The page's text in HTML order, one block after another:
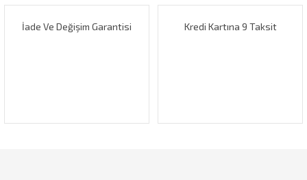
İade Ve Değişim Garantisi Kredi Kartına 9 Taksit